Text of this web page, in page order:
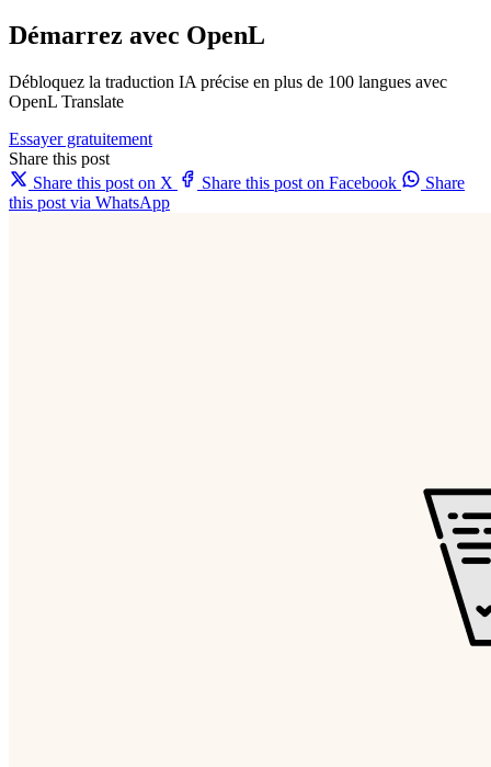
Démarrez avec OpenL
Débloquez la traduction IA précise en plus de 100 langues avec
OpenL Translate
Essayer gratuitement
Share this post
Share this post on X
Share this post on Facebook
Share
this post via WhatsApp